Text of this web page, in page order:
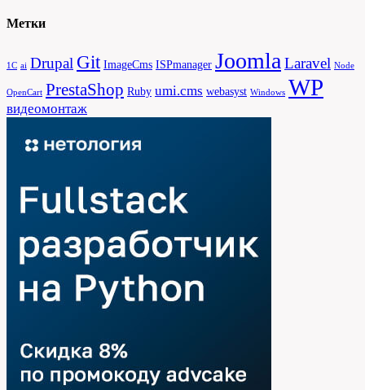
Метки
1С ai Drupal Git ImageCms ISPmanager Joomla Laravel Node
OpenCart PrestaShop Ruby umi.cms webasyst Windows WP
видеомонтаж